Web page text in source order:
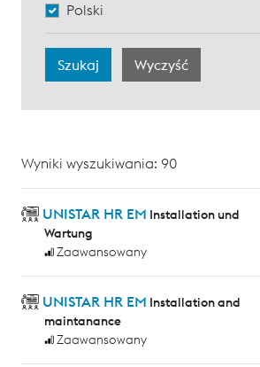
Polski
Wyniki wyszukiwania: 90
UNISTAR HR EM Installation und
Wartung
Zaawansowany
UNISTAR HR EM Installation and
maintanance
Zaawansowany